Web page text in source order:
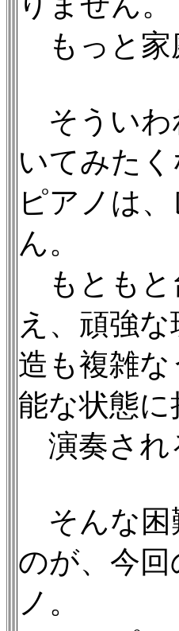
もっと家
そういわ
いてみた
ピアノは
ん。
もともと
え、頑強
造も複雑
能な状態
演奏され
そんな困
のが、今
ノ。